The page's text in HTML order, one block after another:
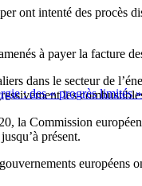
ont intenté des
à payer la facture
: des « progrès limités »
dans le secteur de
les
la Commission
présent.